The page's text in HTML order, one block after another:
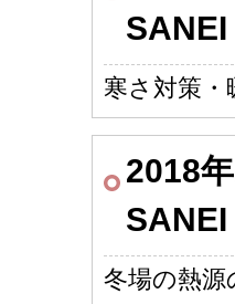
寒さ対策・
2018
冬場の熱源